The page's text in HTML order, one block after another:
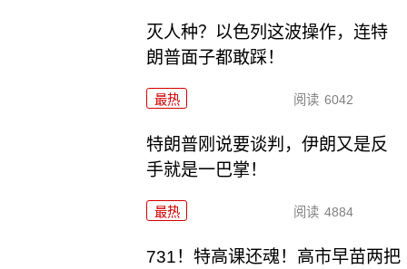
灭人种？以色列这波操作，连特
朗普面子都敢踩！
最热 阅读 6042
特朗普刚说要谈判，伊朗又是反
手就是一巴掌！
最热 阅读 4884
731！特高课还魂！高市早苗两把